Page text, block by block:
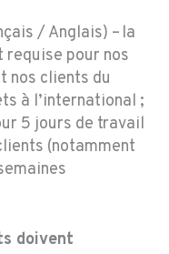
/ Anglais) – la
requise pour nos
nos clients du
à l’international ;
5 jours de travail
(notamment
doivent